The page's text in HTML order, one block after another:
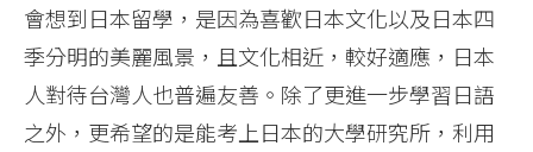
會想到日本留學，是因為喜歡日本文化以及日本四
季分明的美麗風景，且文化相近，較好適應，日本
人對待台灣人也普遍友善。除了更進一步學習日語
之外，更希望的是能考上日本的大學研究所，利用